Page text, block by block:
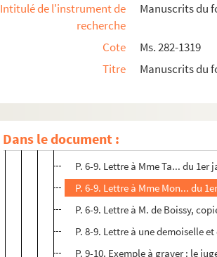
Intitulé de l'instrument de
recherche
Manuscrits du
Cote
Ms. 282-1319
Titre
Manuscrits du
Dans le document :
P. 1-2. Lettre à Mlle Noël
P. 5-6. Compliment en vers à
P. 6-9. Lettre à Mme Ta... du 1er
P. 6-9. Lettre à Mme Mon... du
P. 6-9. Lettre à M. de Boissy,
P. 8-9. Lettre à une demoiselle
P. 9-10. Exemple à graver : le